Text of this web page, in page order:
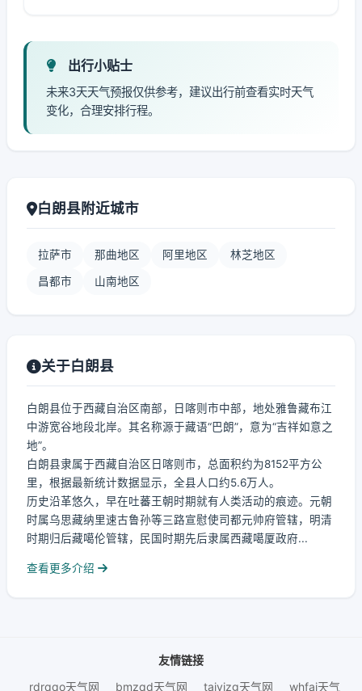
出行小贴士
未来3天天气预报仅供参考，建议出行前查看实时天气
变化，合理安排行程。
白朗县附近城市
拉萨市 那曲地区 阿里地区 林芝地区
昌都市 山南地区
关于白朗县
白朗县位于西藏自治区南部，日喀则市中部，地处雅鲁藏布江
中游宽谷地段北岸。其名称源于藏语“巴朗”，意为“吉祥如意之
地”。
白朗县隶属于西藏自治区日喀则市，总面积约为8152平方公
里，根据最新统计数据显示，全县人口约5.6万人。
历史沿革悠久，早在吐蕃王朝时期就有人类活动的痕迹。元朝
时属乌思藏纳里速古鲁孙等三路宣慰使司都元帅府管辖，明清
时期归后藏噶伦管辖，民国时期先后隶属西藏噶厦政府...
查看更多介绍
友情链接
rdrqqo天气网
bmzqd天气网 taiyizg天气网 whfaj天气